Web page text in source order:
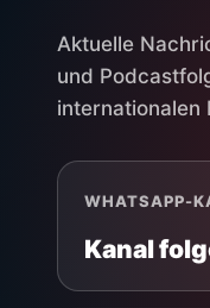
Aktuelle
und
internationalen
WHATSAPP-
Kanal